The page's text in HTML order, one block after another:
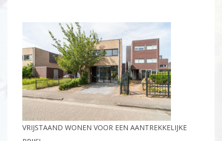
VRIJSTAAND WONEN VOOR EEN AANTREKKELIJKE